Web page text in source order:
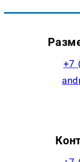
+7